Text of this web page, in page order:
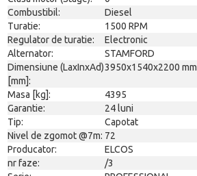
Combustibil:
Diesel
Turatie:
1500 RPM
Regulator de turatie:
Electronic
Alternator:
STAMFORD
Dimensiune (LaxInxAd)
[mm]:
3950x1540x2200 mm
Masa [kg]:
4395
Garantie:
24 luni
Tip:
Capotat
Nivel de zgomot @7m: 72
Producator:
ELCOS
nr faze:
/3